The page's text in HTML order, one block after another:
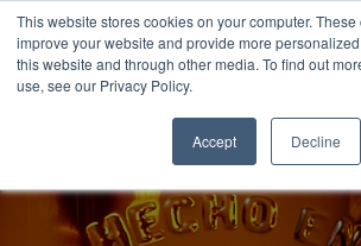
This website stores cookies on your computer.
improve your website and provide more
this website and through other media. To find out
use, see our Privacy Policy.
Accept Decline